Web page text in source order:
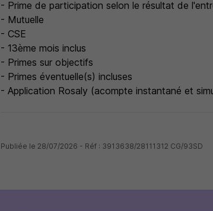
- Prime de participation selon le résultat de
- Mutuelle
- CSE
- 13ème mois inclus
- Primes sur objectifs
- Primes éventuelle(s) incluses
- Application Rosaly (acompte instantané et
Publiée le 28/07/2026 - Réf : 3913638/28111312 CG/93SD